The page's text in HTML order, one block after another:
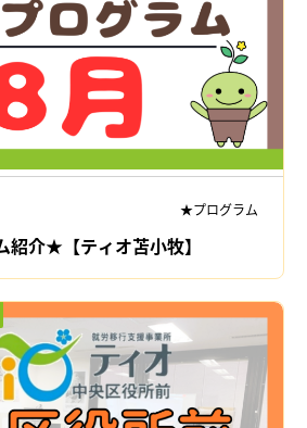
★プログラム
介★【ティオ苫小牧】